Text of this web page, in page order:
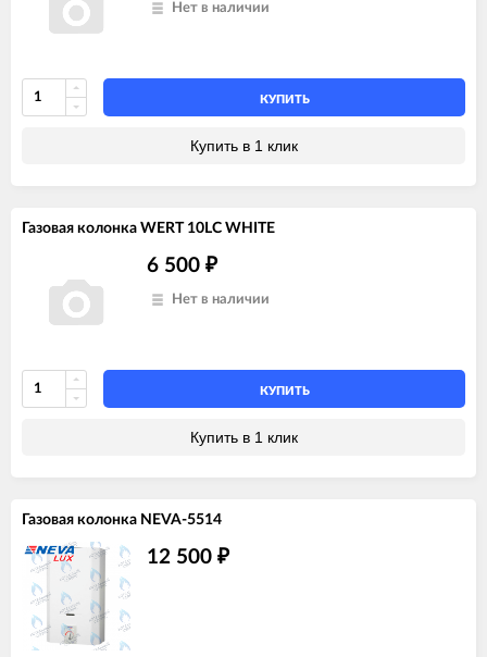
Нет в наличии
КУПИТЬ
Купить в 1 клик
Газовая колонка WERT 10LC WHITE
6 500 ₽
Нет в наличии
КУПИТЬ
Купить в 1 клик
Газовая колонка NEVA-5514
12 500 ₽